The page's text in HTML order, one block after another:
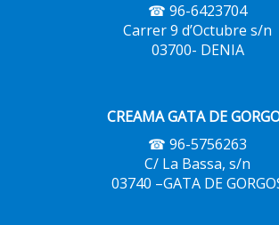
☎ 96-6423704
Carrer 9 d’Octubre s/n
03700- DENIA
CREAMA GATA DE
☎ 96-5756263
C/ La Bassa, s/n
03740 –GATA DE